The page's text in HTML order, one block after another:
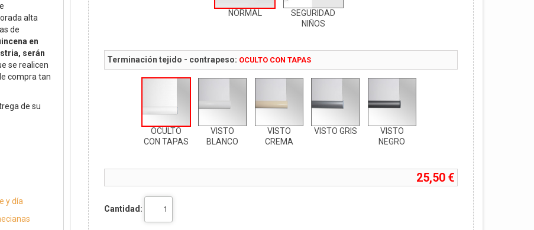
alta
de
en
serán
se realicen
compra tan
de su
y día
NORMAL
SEGURIDAD
NIÑOS
Terminación tejido - contrapeso: OCULTO CON TAPAS
OCULTO
CON TAPAS
VISTO
BLANCO
VISTO
CREMA
VISTO GRIS
VISTO
NEGRO
25,50 €
Cantidad: